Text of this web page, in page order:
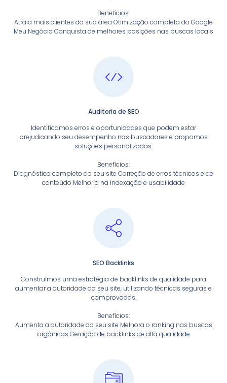
Benefícios:
Atraia mais clientes da sua área Otimização completa do Google
Meu Negócio Conquista de melhores posições nas buscas locais
Auditoria de SEO
Identificamos erros e oportunidades que podem estar
prejudicando seu desempenho nos buscadores e propomos
soluções personalizadas.
Benefícios:
Diagnóstico completo do seu site Correção de erros técnicos e de
conteúdo Melhoria na indexação e usabilidade
SEO Backlinks
Construímos uma estratégia de backlinks de qualidade para
aumentar a autoridade do seu site, utilizando técnicas seguras e
comprovadas.
Benefícios:
Aumenta a autoridade do seu site Melhora o ranking nas buscas
orgânicas Geração de backlinks de alta qualidade